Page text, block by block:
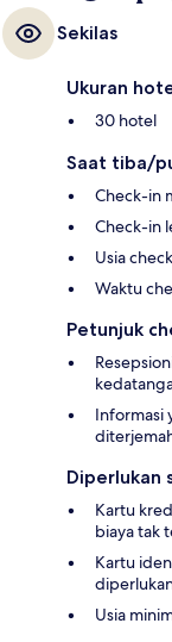
Sekilas
Ukuran
30 hotel
Saat tiba/
Check-in
Check-in
Usia
Waktu
Petunjuk
Informasi
Diperlukan
Kartu
biaya tak
Kartu
Usia